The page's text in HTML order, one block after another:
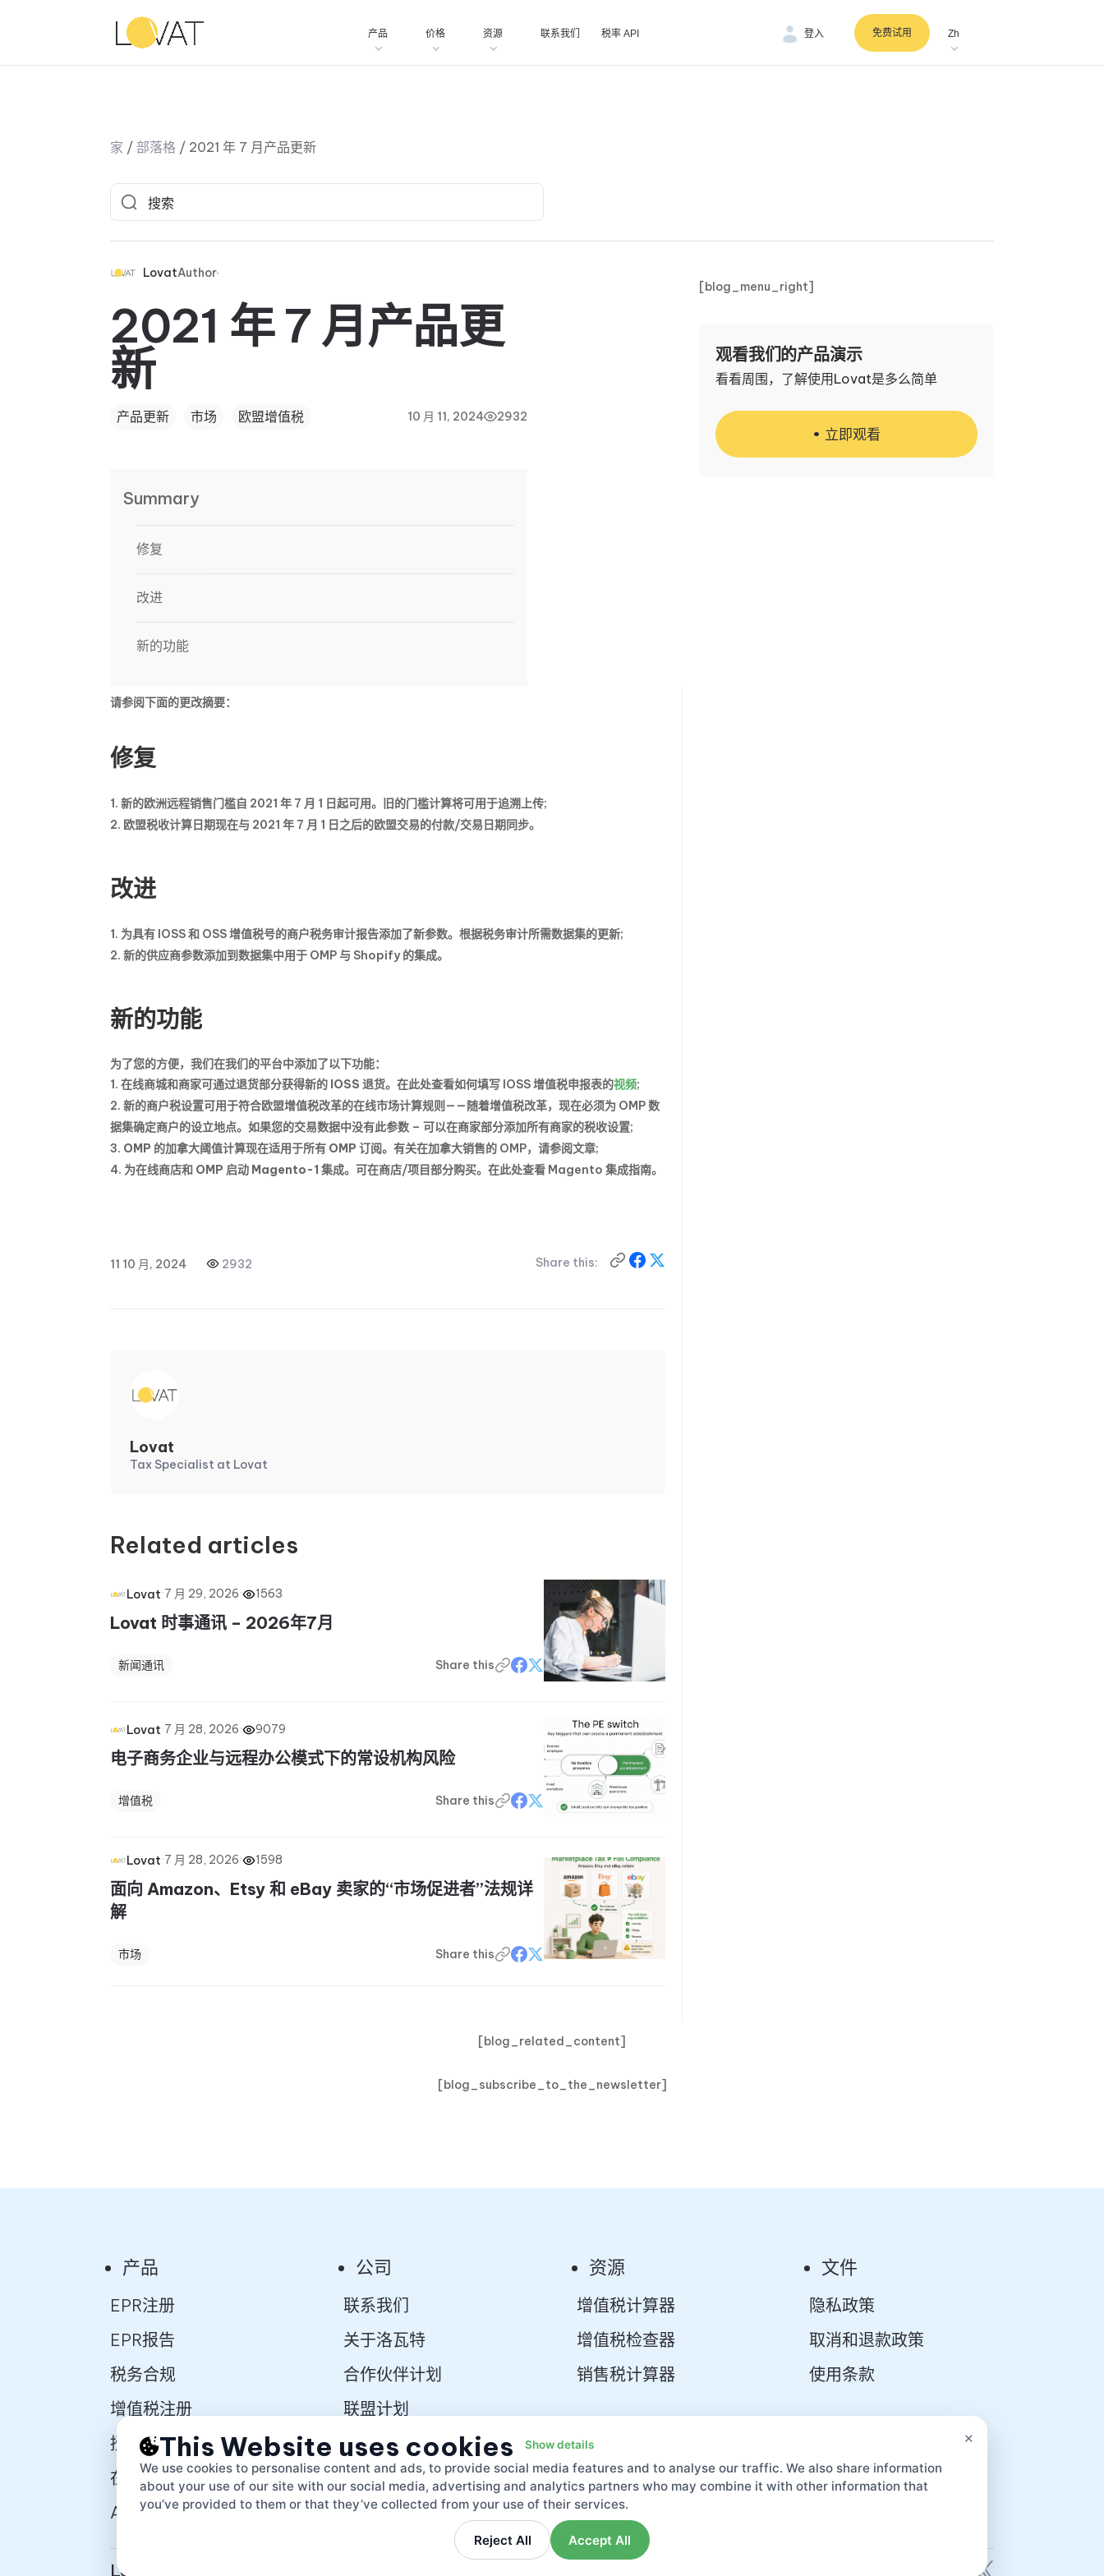
产品 价格 资源 联系我们 Zh
免费试用
登入
税率 API
家 / 部落格 / 2021 年 7 月产品更新
LovatAuthor
2021 年 7 月产品更
新
产品更新 市场 欧盟增值税 10 月 11, 2024 2932
Summary
修复
改进
新的功能
请参阅下面的更改摘要：
修复
新的欧洲远程销售门槛自 2021 年 7 月 1 日起可用。旧的门槛计算将可用于追溯上传;
欧盟税收计算日期现在与 2021 年 7 月 1 日之后的欧盟交易的付款/交易日期同步。
改进
为具有 IOSS 和 OSS 增值税号的商户税务审计报告添加了新参数。根据税务审计所需数据集的更新;
新的供应商参数添加到数据集中用于 OMP 与 Shopify 的集成。
新的功能
为了您的方便，我们在我们的平台中添加了以下功能：
在线商城和商家可通过退货部分获得新的 IOSS 退货。在此处查看如何填写 IOSS 增值税申报表的视频;
新的商户税设置可用于符合欧盟增值税改革的在线市场计算规则 ——随着增值税改革，现在必须为 OMP 数
据集确定商户的设立地点。如果您的交易数据中没有此参数 – 可以在商家部分添加所有商家的税收设置;
OMP 的加拿大阈值计算现在适用于所有 OMP 订阅。有关在加拿大销售的 OMP，请参阅文章;
为在线商店和 OMP 启动 Magento-1 集成。可在商店/项目部分购买。在此处查看 Magento 集成指南。
11 10 月, 2024 2932 Share this:
Lovat
Tax Specialist at Lovat
Related articles
Lovat·7 月 29, 2026· 1563
Lovat 时事通讯 – 2026年7月
新闻通讯 Share this
Lovat·7 月 28, 2026· 9079
电子商务企业与远程办公模式下的常设机构风险
增值税 Share this
Lovat·7 月 28, 2026· 1598
面向 Amazon、Etsy 和 eBay 卖家的“市场促进者”法规详
解
市场 Share this
[blog_menu_right]
观看我们的产品演示
看看周围，了解使用Lovat是多么简单
立即观看
[blog_related_content]
[blog_subscribe_to_the_newsletter]
产品
EPR注册
EPR报告
税务合规
增值税注册
授权代表
在线市场
APIs
公司
联系我们
关于洛瓦特
合作伙伴计划
联盟计划
初创企业合作伙伴计划
开发者平台
资源
增值税计算器
增值税检查器
销售税计算器
文件
隐私政策
取消和退款政策
使用条款
Lovat compliance LTD © 2026
×
This Website uses cookies Show details
We use cookies to personalise content and ads, to provide social media features and to analyse our traffic. We also share information
about your use of our site with our social media, advertising and analytics partners who may combine it with other information that
you’ve provided to them or that they’ve collected from your use of their services.
Reject All Accept All